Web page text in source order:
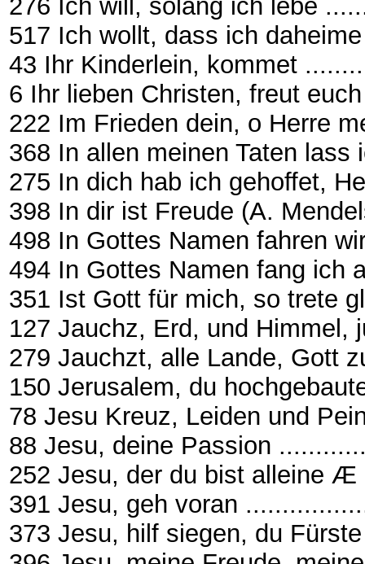
276 Ich will, solang ich lebe
517 Ich wollt, dass ich
43 Ihr Kinderlein, kommet
6 Ihr lieben Christen, freut
222 Im Frieden dein, o Herre
368 In allen meinen Taten
275 In dich hab ich gehoffet,
398 In dir ist Freude (A.
498 In Gottes Namen fahren
494 In Gottes Namen fang
351 Ist Gott für mich, so trete
127 Jauchz, Erd, und
279 Jauchzt, alle Lande, Gott
150 Jerusalem, du
78 Jesu Kreuz, Leiden und
88 Jesu, deine Passion
252 Jesu, der du bist alleine
391 Jesu, geh voran
373 Jesu, hilf siegen, du